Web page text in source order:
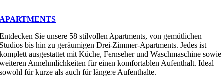
APARTMENTS
Entdecken Sie unsere 58 stilvollen Apartments, von gemütlichen
Studios bis hin zu geräumigen Drei-Zimmer-Apartments. Jedes ist
komplett ausgestattet mit Küche, Fernseher und Waschmaschine sowie
weiteren Annehmlichkeiten für einen komfortablen Aufenthalt. Ideal
sowohl für kurze als auch für längere Aufenthalte.